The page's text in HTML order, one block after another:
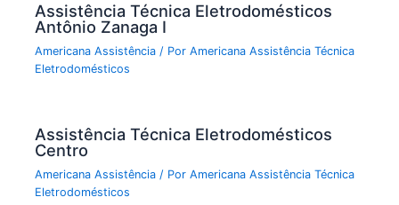
Assistência Técnica Eletrodomésticos
Antônio Zanaga I
Americana Assistência / PorAmericana Assistência Técnica
Eletrodomésticos
Assistência Técnica Eletrodomésticos
Centro
Americana Assistência / PorAmericana Assistência Técnica
Eletrodomésticos